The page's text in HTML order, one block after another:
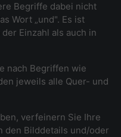
Begriffe dabei nicht
Wort „und". Es ist
Einzahl als auch in
nach Begriffen wie
jeweils alle Quer- und
verfeinern Sie Ihre
den Bilddetails und/oder